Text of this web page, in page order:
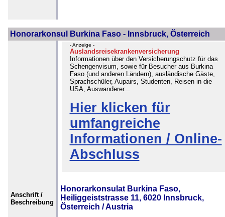
Honorarkonsul Burkina Faso - Innsbruck, Österreich
- Anzeige -
Auslandsreisekrankenversicherung
Informationen über den Versicherungschutz für das
Schengenvisum, sowie für Besucher aus Burkina
Faso (und anderen Ländern), ausländische Gäste,
Sprachschüler, Aupairs, Studenten, Reisen in die
USA, Auswanderer...
Hier klicken für
umfangreiche
Informationen / Online-
Abschluss
Anschrift /
Beschreibung
Honorarkonsulat Burkina Faso,
Heiliggeiststrasse 11, 6020 Innsbruck,
Österreich / Austria